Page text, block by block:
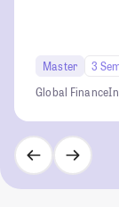
Master
3
Global Finance